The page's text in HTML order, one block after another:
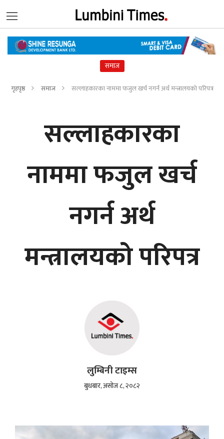
समाज
गृहपृष्ठ समाज सल्लाहकारका नाममा फजुल खर्च नगर्न अर्थ मन्त्रालयको परिपत्र
सल्लाहकारका
नाममा फजुल खर्च
नगर्न अर्थ
मन्त्रालयको परिपत्र
लुम्बिनी टाइम्स
बुधबार, असोज ८, २०८२